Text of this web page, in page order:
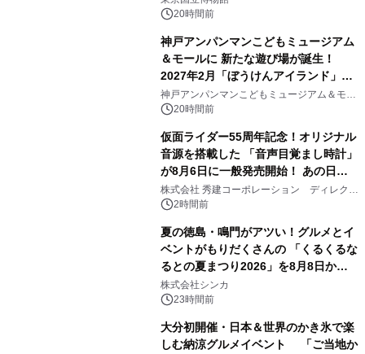
20時間前
神戸アンパンマンこどもミュージアム
＆モールに 新たな遊び場が誕生！
2027年2月「ぼうけんアイランド」が
オープン
神戸アンパンマンこどもミュージアム＆モー
ル 20時間前
仮面ライダー55周年記念！オリジナル
音源を搭載した 「音声目覚まし時計」
が8月6日に一般発売開始！ あの日の
大興奮が今甦る
株式会社 秀建コーポレーション ディレクト
アートギャラリー
2時間前
夏の徳島・鳴門がアツい！グルメとイ
ベントがもりだくさんの 「くるくるな
るとの夏まつり2026」を8月8日から9
日間開催 ～夏限定メニューや大抽選
会、大学芋スティックの振る舞いも～
株式会社シンカ
23時間前
大分初開催・日本＆世界のかき氷で楽
しむ納涼グルメイベント 「ご当地か